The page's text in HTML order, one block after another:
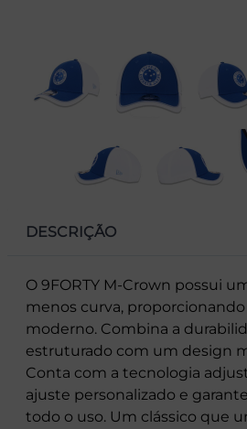
DESCRIÇÃO
O 9FORTY M-Crown possui
menos curva,
moderno. Combina a
estruturado com um design
Conta com a tecnologia
ajuste personalizado e
todo o uso. Um clássico que